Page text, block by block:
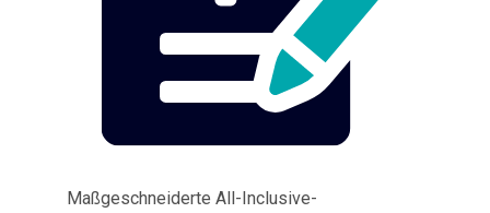
Maßgeschneiderte All-Inclusive-